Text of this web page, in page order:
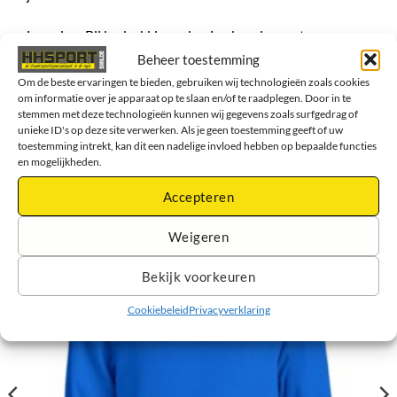
Beheer toestemming
Om de beste ervaringen te bieden, gebruiken wij technologieën zoals cookies
om informatie over je apparaat op te slaan en/of te raadplegen. Door in te
stemmen met deze technologieën kunnen wij gegevens zoals surfgedrag of
unieke ID's op deze site verwerken. Als je geen toestemming geeft of uw
toestemming intrekt, kan dit een nadelige invloed hebben op bepaalde functies
en mogelijkheden.
Accepteren
Weigeren
Bekijk voorkeuren
CookiebeleidPrivacyverklaring
Levering: Bij bedrukking rekening houden met een
langere levertijd van ongeveer 5-7 werkdagen
GERELATEERDE PRODUCTEN